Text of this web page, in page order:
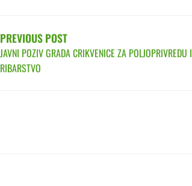
PREVIOUS POST
JAVNI POZIV GRADA CRIKVENICE ZA POLJOPRIVREDU I
RIBARSTVO